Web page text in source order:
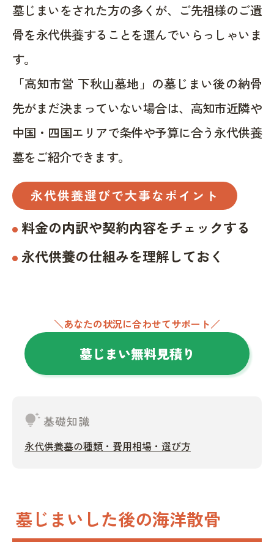
墓じまいをされた方の多くが、ご先祖様のご遺
骨を永代供養することを選んでいらっしゃいま
す。
「高知市営 下秋山墓地」の墓じまい後の納骨
先がまだ決まっていない場合は、高知市近隣や
中国・四国エリアで条件や予算に合う永代供養
墓をご紹介できます。
永代供養選びで大事なポイント
料金の内訳や契約内容をチェックする
永代供養の仕組みを理解しておく
＼あなたの状況に合わせてサポート／
墓じまい無料見積り
tips_and_updates基礎知識
永代供養墓の種類・費用相場・選び方
墓じまいした後の海洋散骨